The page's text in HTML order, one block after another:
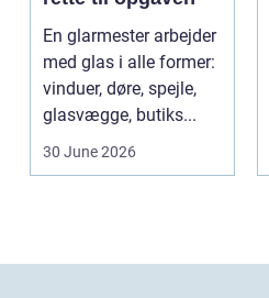
En glarmester arbejder
med glas i alle former:
vinduer, døre, spejle,
glasvægge, butiks...
30 June 2026